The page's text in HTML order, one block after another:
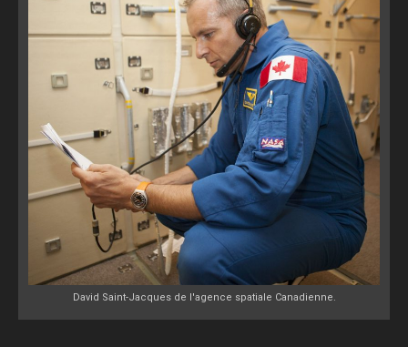
David Saint-Jacques de l'agence spatiale Canadienne.